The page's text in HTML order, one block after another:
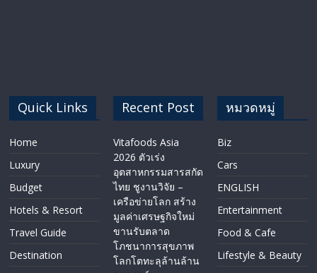
Quick Links
Home
Luxury
Budget
Hotels & Resort
Travel Guide
Destination
Recent Post
Vitafoods Asia
2026 ตัวเร่ง
อุตสาหกรรมสารสกัด
ไทย ชูงานวิจัย –
เครือข่ายโลก สร้าง
มูลค่าเศรษฐกิจใหม่
ขานรับตลาด
โภชนาการสุขภาพ
โลกโตทะลุล้านล้าน
หมวดหมู่
Biz
Cars
ENGLISH​
Entertainment
Food & Cafe
Lifestyle & Beauty